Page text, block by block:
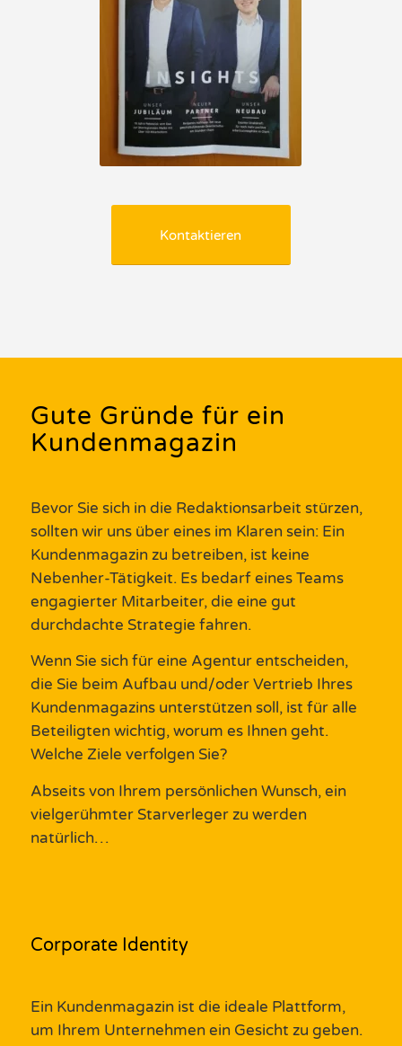
Kontaktieren
Gute Gründe für ein
Kundenmagazin
Bevor Sie sich in die Redaktionsarbeit stürzen,
sollten wir uns über eines im Klaren sein: Ein
Kundenmagazin zu betreiben, ist keine
Nebenher-Tätigkeit. Es bedarf eines Teams
engagierterMitarbeiter, die eine gut
durchdachte Strategie fahren.
Wenn Sie sich für eine Agenturentscheiden,
die Sie beim Aufbau und/oder Vertrieb Ihres
Kundenmagazins unterstützen soll, ist für alle
Beteiligten wichtig, worum es Ihnen geht.
Welche Ziele verfolgen Sie?
Abseits von Ihrem persönlichen Wunsch, ein
vielgerühmter Starverleger zu werden
natürlich…
Corporate Identity
Ein Kundenmagazin ist die ideale Plattform,
um Ihrem Unternehmen ein Gesicht zu geben.